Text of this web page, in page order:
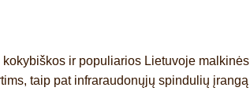
ir populiarios Lietuvoje
taip pat infraraudonųjų spindulių